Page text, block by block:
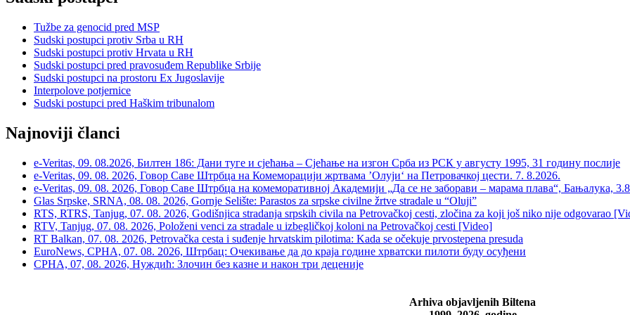
Tužbe za genocid pred MSP
Sudski postupci protiv Srba u RH
Sudski postupci protiv Hrvata u RH
Sudski postupci pred pravosuđem Republike Srbije
Sudski postupci na prostoru Ex Jugoslavije
Interpolove potjernice
Sudski postupci pred Haškim tribunalom
Najnoviji članci
e-Veritas, 09. 08.2026, Билтен 186: Дани туге и сјећања – Сјећање на изгон Срба из РСК у августу 1995, 31 годину послије
e-Veritas, 09. 08. 2026, Говор Саве Штрбца на Комеморацији жртвама ’Олуји‘ на Петровачкој цести. 7. 8.2026.
e-Veritas, 09. 08. 2026, Говор Саве Штрбца на комеморативној Академији „Да се не заборави – марама плава“, Бањалука,
Glas Srpske, SRNA, 08. 08. 2026, Gornje Selište: Parastos za srpske civilne žrtve stradale u “Oluji”
RTS, RTRS, Tanjug, 07. 08. 2026, Godišnjica stradanja srpskih civila na Petrovačkoj cesti, zločina za koji još niko nije odgovarao
RTV, Tanjug, 07. 08. 2026, Položeni venci za stradale u izbegličkoj koloni na Petrovačkoj cesti [Video]
RT Balkan, 07. 08. 2026, Petrovačka cesta i suđenje hrvatskim pilotima: Kada se očekuje prvostepena presuda
EuroNews, СРНА, 07. 08. 2026, Штрбац: Очекивање да до краја године хрватски пилоти буду осуђени
СРНА, 07, 08. 2026, Нуждић: Злочин без казне и након три деценије
Arhiva objavljenih Biltena